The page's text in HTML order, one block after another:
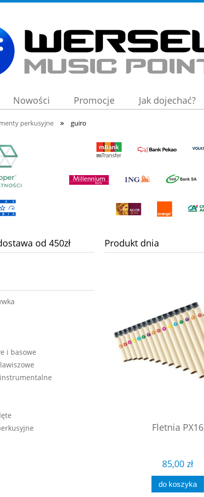
Nowości Promocje Jak dojechać?
perkusyjne » guiro
od 450zł
i basowe
Produkt dnia
combo gitarowe Fletnia PX16
85,00 zł
do koszyka